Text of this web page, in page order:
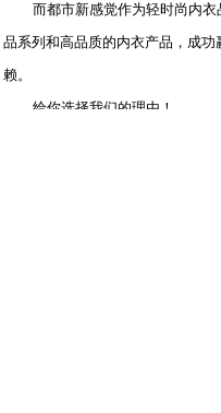
而都市新感觉作为轻时尚内
品系列和高品质的内衣产品，成
赖。
给你选择我们的理由！